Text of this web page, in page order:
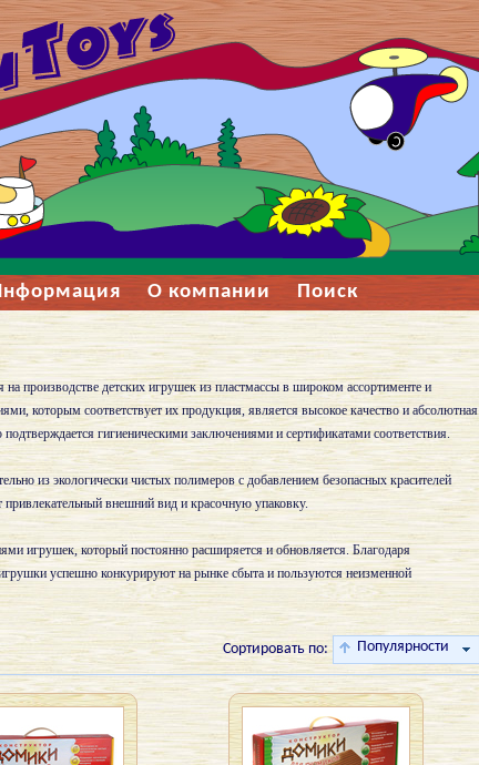
О компании Поиск
производстве детских игрушек из пластмассы в широком ассортименте и
которым соответствует их продукция, является высокое качество и абсолютная
подтверждается гигиеническими заключениями и сертификатами соответствия.
из экологически чистых полимеров с добавлением безопасных красителей
внешний вид и красочную упаковку.
игрушек, который постоянно расширяется и обновляется. Благодаря
успешно конкурируют на рынке сбыта и пользуются неизменной
Сортировать по: Популярности